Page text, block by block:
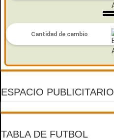
ESPACIO PUBLICITARIO
TABLA DE FUTBOL